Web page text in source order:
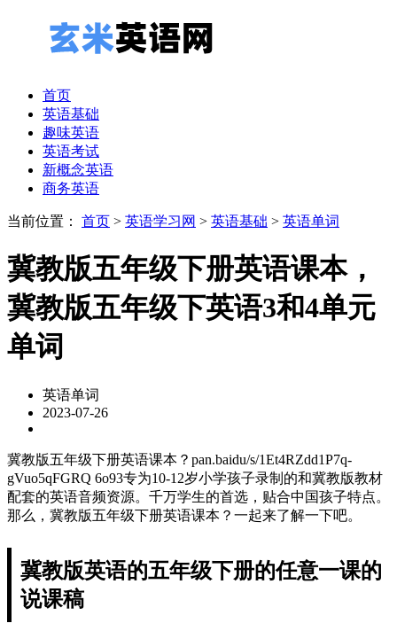
首页
英语基础
趣味英语
英语考试
新概念英语
商务英语
当前位置： 首页 > 英语学习网 > 英语基础 > 英语单词
冀教版五年级下册英语课本，
冀教版五年级下英语3和4单元
单词
英语单词
2023-07-26
冀教版五年级下册英语课本？pan.baidu/s/1Et4RZdd1P7q-
gVuo5qFGRQ 6o93专为10-12岁小学孩子录制的和冀教版教材
配套的英语音频资源。千万学生的首选，贴合中国孩子特点。
那么，冀教版五年级下册英语课本？一起来了解一下吧。
冀教版英语的五年级下册的任意一课的
说课稿